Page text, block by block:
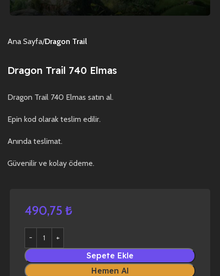
Ana Sayfa Dragon Trail
Dragon Trail 740 Elmas
Dragon Trail 740 Elmas satın al.
Epin kod olarak teslim edilir.
Anında teslimat.
Güvenilir ve kolay ödeme.
490,75 ₺
Sepete Ekle
Hemen Al